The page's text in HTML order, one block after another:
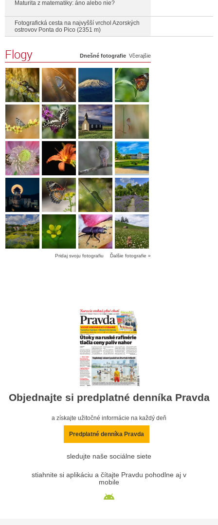
Maturita z matematiky: áno alebo nie?
Fotografická cesta na najvyšší vrchol Azorských
ostrovov Ponta do Pico (2351 m)
Flogy Dnešné fotografie Včerajšie
Pridaj svoju fotografiu Ďalšie fotografie »
Objednajte si predplatné denníka Pravda
a získajte užitočné informácie na každý deň
Predplatné denníka Pravda
sledujte naše sociálne siete
stiahnite si aplikáciu a čítajte Pravdu pohodlne aj v
mobile